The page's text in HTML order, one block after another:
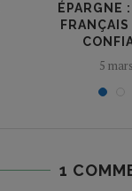
ÉPARGNE
5
1